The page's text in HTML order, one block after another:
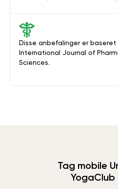
Disse anbefalinger er baseret
International Journal of
Sciences.
Tag mobile